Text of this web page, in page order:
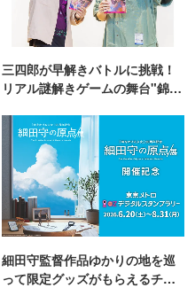
三四郎が早解きバトルに挑戦！
リアル謎解きゲームの舞台"錦糸
細田守監督作品ゆかりの地を巡
って限定グッズがもらえるチャ